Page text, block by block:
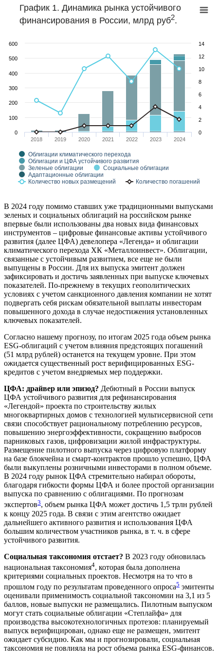
Облигации климатического перехода
Облигации и ЦФА устойчивого развития
Зеленые облигации
Социальные облигации
Адаптационные облигации
Количество новых размещений
Количество погашений
2018 2019 2020 2021 2022 2023 2024
0
2
4
6
8
10
12
14
0
100
200
300
400
500
600
График 1. Динамика рынка устойчивого
финансирования в России, млрд руб2.
В 2024 году помимо ставших уже традиционными выпусками
зеленых и социальных облигаций на российском рынке
впервые были использованы два новых вида финансовых
инструментов – цифровые финансовые активы устойчивого
развития (далее ЦФА) девелопера «Легенда» и облигации
климатического перехода ХК «Металлоинвест». Облигации,
связанные с устойчивым развитием, все еще не были
выпущены в России. Для их выпуска эмитент должен
зафиксировать и достичь заявленных при выпуске ключевых
показателей. По-прежнему в текущих геополитических
условиях с учетом санкционного давления компании не хотят
подвергать себя рискам обязательной выплаты инвесторам
повышенного дохода в случае недостижения установленных
ключевых показателей.
Согласно нашему прогнозу, по итогам 2025 года объем рынка
ESG-облигаций с учетом влияния предстоящих погашений
(51 млрд рублей) останется на текущем уровне. При этом
ожидается существенный рост верифицированных ESG-
кредитов с учетом внедряемых мер поддержки.
ЦФА: драйвер или эпизод? Дебютный в России выпуск
ЦФА устойчивого развития для рефинансирования
«Легендой» проекта по строительству жилых
многоквартирных домов с технологией мультисервисной сети
связи способствует рациональному потреблению ресурсов,
повышению энергоэффективности, сокращению выбросов
парниковых газов, цифровизации жилой инфраструктуры.
Размещение пилотного выпуска через цифровую платформу
на базе блокчейна и смарт-контрактов прошло успешно, ЦФА
были выкуплены розничными инвесторами в полном объеме.
В 2024 году рынок ЦФА стремительно набирал обороты,
благодаря гибкости формы ЦФА и более простой организации
выпуска по сравнению с облигациями. По прогнозам
экспертов3, объем рынка ЦФА может достичь 1,5 трлн рублей
к концу 2025 года. В связи с этим агентство ожидает
дальнейшего активного развития и использования ЦФА
большим количеством участников рынка, в т. ч. в сфере
устойчивого развития.
Социальная таксономия отстает? В 2023 году обновилась
национальная таксономия4, которая была дополнена
критериями социальных проектов. Несмотря на то что в
прошлом году по результатам проведенного опроса5 эмитенты
оценивали применимость социальной таксономии на 3,1 из 5
баллов, новые выпуски не размещались. Пилотным выпуском
могут стать социальные облигации «Степлайфа» для
производства высокотехнологичных протезов: планируемый
выпуск верифицирован, однако еще не размещен, эмитент
ожидает субсидию. Как мы и прогнозировали, социальная
таксономия не повлияла на рост объема рынка ESG-финансов.